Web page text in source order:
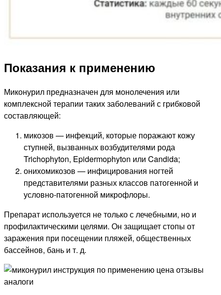
Показания к применению
Миконурил предназначен для монолечения или
комплексной терапии таких заболеваний с грибковой
составляющей:
микозов — инфекций, которые поражают кожу
ступней, вызванных возбудителями рода
Trichophyton, Epidermophyton или Candida;
онихомикозов — инфицирования ногтей
представителями разных классов патогенной и
условно-патогенной микрофлоры.
Препарат используется не только с лечебными, но и
профилактическими целями. Он защищает стопы от
заражения при посещении пляжей, общественных
бассейнов, бань и т. д.